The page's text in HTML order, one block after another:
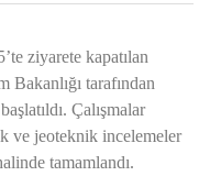
ziyarete kapatılan
Bakanlığı tarafından
Çalışmalar
ve jeoteknik incelemeler
tamamlandı.